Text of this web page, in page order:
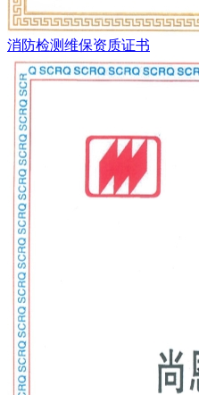
消防检测维保资质证书